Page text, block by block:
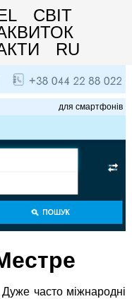
СВІТ
RU
для смартфонів
часто міжнародні